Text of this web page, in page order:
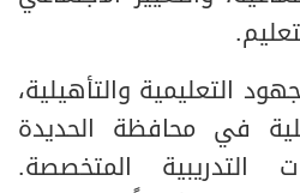
التعليمية والتأهيلية،
في محافظة الحديدة
التدريبية المتخصصة.